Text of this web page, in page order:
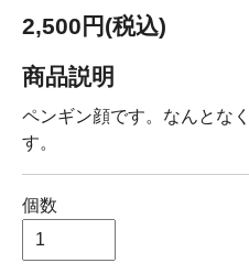
2,500円(税込)
商品説明
ペンギン顔です。なんとな
す。
個数